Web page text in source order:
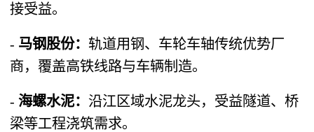
接受益。
- 马钢股份： 轨道用钢、车轮车轴传统优势厂
商，覆盖高铁线路与车辆制造。
-海螺水泥： 沿江区域水泥龙头，受益隧道、桥
梁等工程浇筑需求。